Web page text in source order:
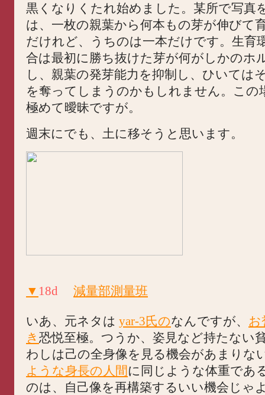
黒くなりくたれ始めました。某所で写真
は、一枚の親葉から何本もの芽が伸びて
だけれど、うちのは一本だけです。生育
合は最初に勝ち抜けた芽が何がしかのホ
し、親葉の発芽能力を抑制し、ひいては
を奪ってしまうのかもしれません。この
極めて曖昧ですが。
週末にでも、土に移そうと思います。
▼ 18d 減量部測量班
いあ、元ネタは yar-3氏のなんですが、 お
き 恐悦至極。つうか、姿見など持たない
わしは己の全身像を見る機会があまりな
ような身長の人間 に同じような体重であ
のは、自己像を再構築するいい機会じゃ